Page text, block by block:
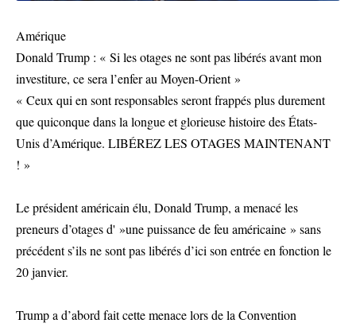
Amérique
Donald Trump : « Si les otages ne sont pas libérés avant mon
investiture, ce sera l’enfer au Moyen-Orient »
« Ceux qui en sont responsables seront frappés plus durement
que quiconque dans la longue et glorieuse histoire des États-
Unis d’Amérique. LIBÉREZ LES OTAGES MAINTENANT
! »
Le président américain élu, Donald Trump, a menacé les
preneurs d’otages d' »une puissance de feu américaine » sans
précédent s’ils ne sont pas libérés d’ici son entrée en fonction le
20 janvier.
Trump a d’abord fait cette menace lors de la Convention